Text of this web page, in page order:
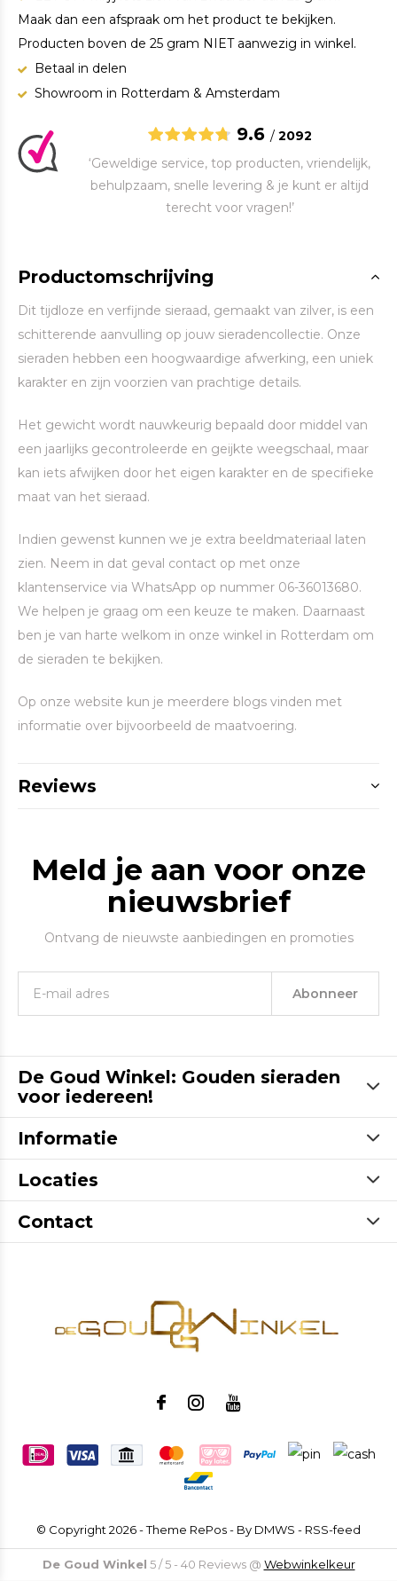
Maak dan een afspraak om het product te bekijken.
Producten boven de 25 gram NIET aanwezig in winkel.
Betaal in delen
Showroom in Rotterdam & Amsterdam
9.6 / 2092
‘Geweldige service, top producten, vriendelijk,
behulpzaam, snelle levering & je kunt er altijd
terecht voor vragen!’
Productomschrijving
Dit tijdloze en verfijnde sieraad, gemaakt van zilver, is een
schitterende aanvulling op jouw sieradencollectie. Onze
sieraden hebben een hoogwaardige afwerking, een uniek
karakter en zijn voorzien van prachtige details.
Het gewicht wordt nauwkeurig bepaald door middel van
een jaarlijks gecontroleerde en geijkte weegschaal, maar
kan iets afwijken door het eigen karakter en de specifieke
maat van het sieraad.
Indien gewenst kunnen we je extra beeldmateriaal laten
zien. Neem in dat geval contact op met onze
klantenservice via WhatsApp op nummer 06-36013680.
We helpen je graag om een keuze te maken. Daarnaast
ben je van harte welkom in onze winkel in Rotterdam om
de sieraden te bekijken.
Op onze website kun je meerdere blogs vinden met
informatie over bijvoorbeeld de maatvoering.
Reviews
Meld je aan voor onze
nieuwsbrief
Ontvang de nieuwste aanbiedingen en promoties
Abonneer
De Goud Winkel: Gouden sieraden
voor iedereen!
Informatie
Locaties
Contact
© Copyright 2026- Theme RePos - By DMWS - RSS-feed
De Goud Winkel 5/5- 40 Reviews @ Webwinkelkeur